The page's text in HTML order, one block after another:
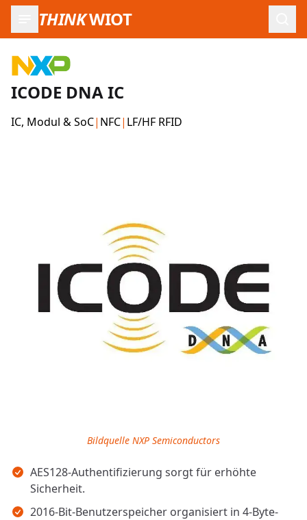
THINKWIOT
ICODE DNA IC
IC, Modul & SoC| NFC| LF/HF RFID
Wichtigste Erkenntnisse
AES128-Authentifizierung sorgt für erhöhte
Sicherheit.
2016-Bit-Benutzerspeicher organisiert in 4-Byte-
Bildquelle NXP Semiconductors